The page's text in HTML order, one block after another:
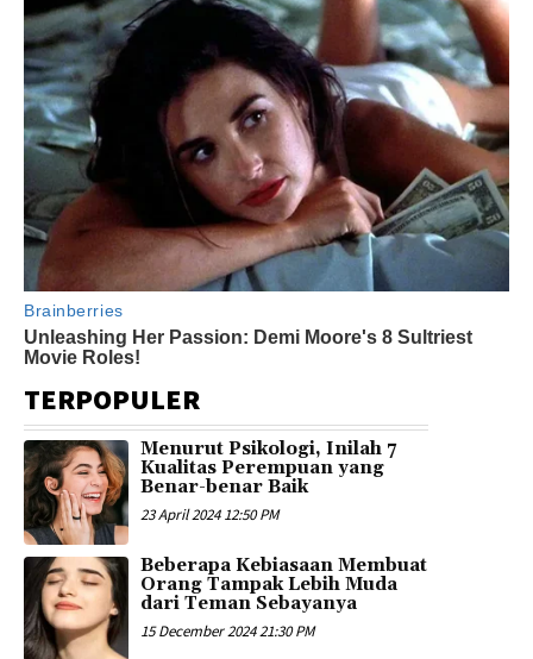
TERPOPULER
Menurut Psikologi, Inilah 7
Kualitas Perempuan yang
Benar-benar Baik
23 April 2024 12:50 PM
Beberapa Kebiasaan Membuat
Orang Tampak Lebih Muda
dari Teman Sebayanya
15 December 2024 21:30 PM